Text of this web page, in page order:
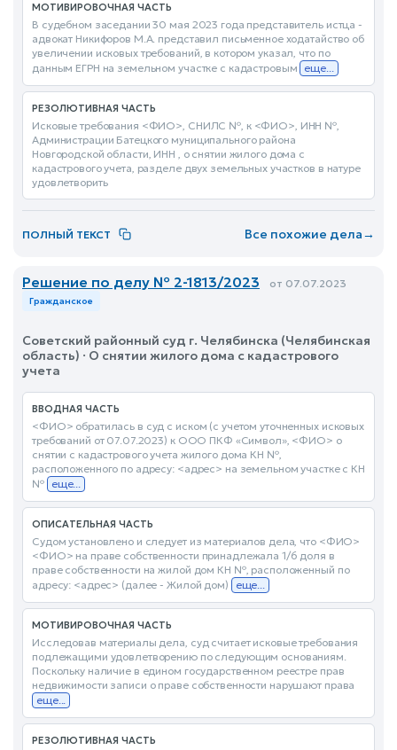
МОТИВИРОВОЧНАЯ ЧАСТЬ
В судебном заседании 30 мая 2023 года представитель истца -
адвокат Никифоров М.А. представил письменное ходатайство об
увеличении исковых требований, в котором указал, что по
данным ЕГРН на земельном участке с кадастровым еще...
РЕЗОЛЮТИВНАЯ ЧАСТЬ
Исковые требования <ФИО>, СНИЛС №, к <ФИО>, ИНН №,
Администрации Батецкого муниципального района
Новгородской области, ИНН , о снятии жилого дома с
кадастрового учета, разделе двух земельных участков в натуре
удовлетворить
ПОЛНЫЙ ТЕКСТ Все похожие дела→
Решение по делу № 2-1813/2023 от 07.07.2023
Гражданское
Советский районный суд г. Челябинска (Челябинская
область) · О снятии жилого дома с кадастрового
учета
ВВОДНАЯ ЧАСТЬ
<ФИО> обратилась в суд с иском (с учетом уточненных исковых
требований от 07.07.2023) к ООО ПКФ «Символ», <ФИО> о
снятии с кадастрового учета жилого дома КН №,
расположенного по адресу: <адрес> на земельном участке с КН
№ еще...
ОПИСАТЕЛЬНАЯ ЧАСТЬ
Судом установлено и следует из материалов дела, что <ФИО>
<ФИО> на праве собственности принадлежала 1/6 доля в
праве собственности на жилой дом КН №, расположенный по
адресу: <адрес> (далее - Жилой дом)
еще...
МОТИВИРОВОЧНАЯ ЧАСТЬ
Исследовав материалы дела, суд считает исковые требования
подлежащими удовлетворению по следующим основаниям.
Поскольку наличие в едином государственном реестре прав
недвижимости записи о праве собственности нарушают права
еще...
РЕЗОЛЮТИВНАЯ ЧАСТЬ